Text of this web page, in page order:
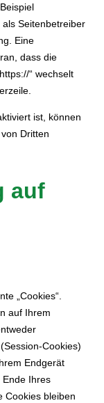
Seitenbetreiber
Eine
dass die
“ wechselt
ist, können
Dritten
auf
„Cookies“.
auf Ihrem
Cookies)
Endgerät
Ende Ihres
Cookies bleiben